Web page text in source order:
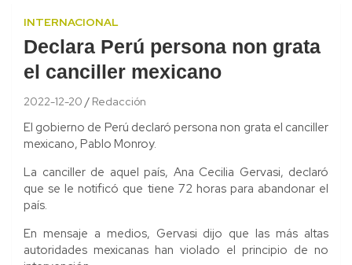
INTERNACIONAL
Declara Perú persona non grata
el canciller mexicano
2022-12-20 Redacción
El gobierno de Perú declaró persona non grata el canciller
mexicano, Pablo Monroy.
La canciller de aquel país, Ana Cecilia Gervasi, declaró
que se le notificó que tiene 72 horas para abandonar el
país.
En mensaje a medios, Gervasi dijo que las más altas
autoridades mexicanas han violado el principio de no